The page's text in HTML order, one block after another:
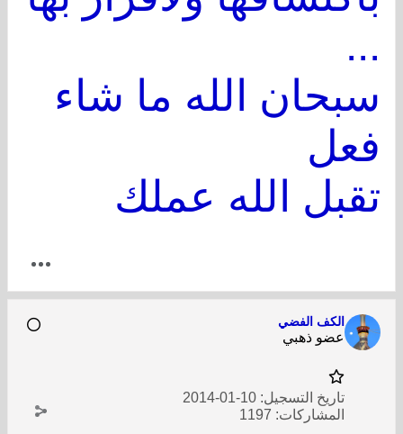
...
سبحان الله ما شاء
فعل
تقبل الله عملك
الكف الفضي
عضو ذهبي
تاريخ التسجيل: 10-01-2014
المشاركات: 1197